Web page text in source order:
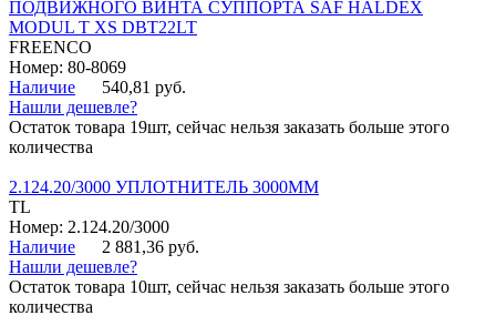
ПОДВИЖНОГО ВИНТА СУППОРТА SAF HALDEX
MODUL T XS DBT22LT
FREENCO
Номер: 80-8069
Наличие
540,81 руб.
Нашли дешевле?
Остаток товара 19шт, сейчас нельзя заказать больше этого
количества
2.124.20/3000 УПЛОТНИТЕЛЬ 3000ММ
TL
Номер: 2.124.20/3000
Наличие
2 881,36 руб.
Нашли дешевле?
Остаток товара 10шт, сейчас нельзя заказать больше этого
количества